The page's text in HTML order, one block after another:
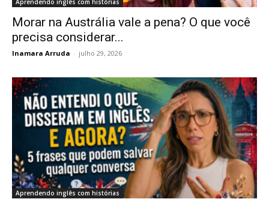
Aprendendo inglês com histórias
Morar na Austrália vale a pena? O que você
precisa considerar...
Inamara Arruda - julho 29, 2026
Aprendendo inglês com histórias